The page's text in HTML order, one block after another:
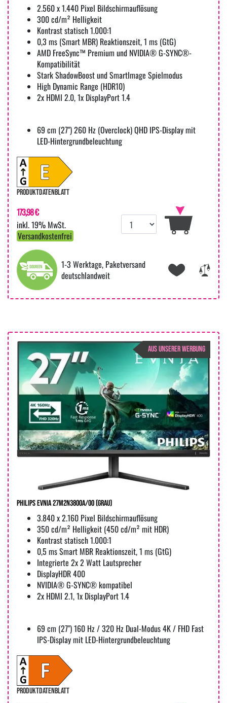
2.560 x 1.440 Pixel Bildschirmauflösung
300 cd/m² Helligkeit
Kontrast statisch 1.000:1
0,3 ms (Smart MBR) Reaktionszeit, 1 ms (GtG)
AMD FreeSync™ Premium und NVIDIA® G-SYNC®-
Kompatibilität
Stark ShadowBoost und SmartImage Spielmodus
High Dynamic Range (HDR10)
2x HDMI 2.0, 1x DisplayPort 1.4
69 cm (27") 260 Hz (Overclock) QHD IPS-Display mit
LED-Hintergrundbeleuchtung
PRODUKTDATENBLATT
173,98 €
inkl. 19% MwSt.
Versandkostenfrei
1-3 Werktage, Paketversand
deutschlandweit
AUS UNSERER WERBUNG
Philips Evnia 27M2N3800A/00 (Grau)
3.840 x 2.160 Pixel Bildschirmauflösung
350 cd/m² Helligkeit (450 cd/m² mit HDR)
Kontrast statisch 1.000:1
0,5 ms Smart MBR Reaktionszeit, 1 ms (GtG)
Integrierte 2x 2 Watt Lautsprecher
DisplayHDR 400
NVIDIA® G-SYNC® kompatibel
2x HDMI 2.1, 1x DisplayPort 1.4
69 cm (27") 160 Hz / 320 Hz Dual-Modus 4K / FHD Fast
IPS-Display mit LED-Hintergrundbeleuchtung
PRODUKTDATENBLATT